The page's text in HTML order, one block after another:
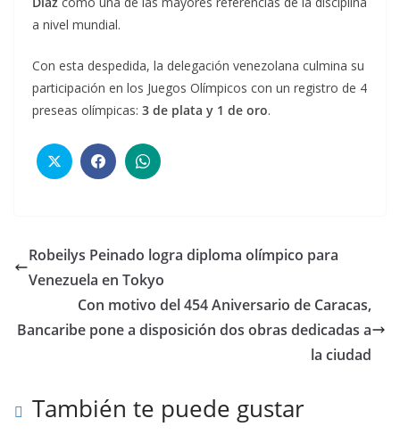
a nivel mundial.
Con esta despedida, la delegación venezolana culmina su
participación en los Juegos Olímpicos con un registro de 4
preseas olímpicas: 3 de plata y 1 de oro.
Robeilys Peinado logra diploma olímpico para
Venezuela en Tokyo
Con motivo del 454 Aniversario de Caracas,
Bancaribe pone a disposición dos obras dedicadas a
la ciudad
También te puede gustar